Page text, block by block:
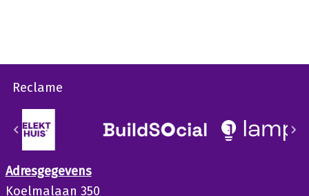
Reclame
Adresgegevens
Koelmalaan 350